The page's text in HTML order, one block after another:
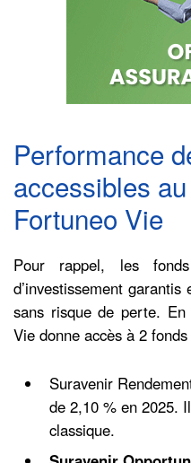
Performance
accessibles
Fortuneo Vie
Pour rappel, les
d’investissement
sans risque de perte.
Vie donne accès à 2
Suravenir
de 2,10 % en 2025.
classique.